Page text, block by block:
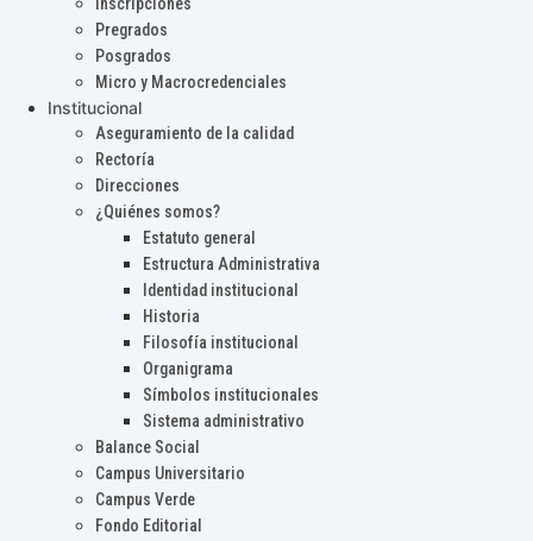
Inscripciones
Pregrados
Posgrados
Micro y Macrocredenciales
Institucional
Aseguramiento de la calidad
Rectoría
Direcciones
¿Quiénes somos?
Estatuto general
Estructura Administrativa
Identidad institucional
Historia
Filosofía institucional
Organigrama
Símbolos institucionales
Sistema administrativo
Balance Social
Campus Universitario
Campus Verde
Fondo Editorial